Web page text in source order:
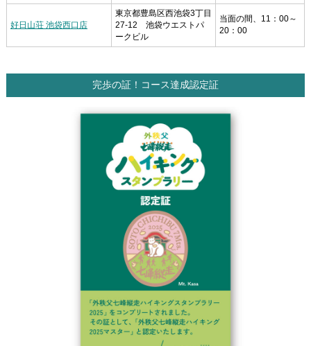
好日山荘 池袋西口店
東京都豊島区西池袋3丁目
27-12 池袋ウエストパ
ークビル
当面の間、11：00～
20：00
完歩の証！コース達成認定証